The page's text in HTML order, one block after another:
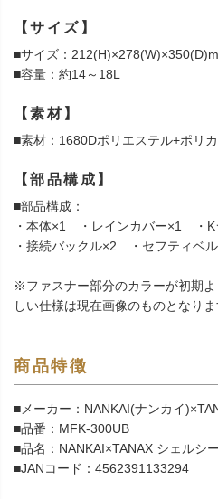
【サイズ】
■サイズ：
■容量：約14～18L
【素材】
■素材：1680Dポリエステル+ポリ
【部品構成】
■部品構成：
・本体×1 ・レインカバー×1 ・
・接続バックル×2 ・セフティベル
※ファスナー部分のカラーが初期
しい仕様は現在画像のものとなりま
商品特徴
■メーカー：NANKAI(ナンカイ
■品番：MFK-300UB
■品名：NANKAI×TANAX シェルシ
■JANコード：4562391133294